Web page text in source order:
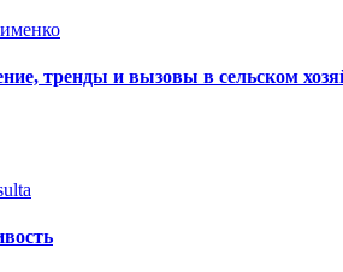
тренды и вызовы в сельском